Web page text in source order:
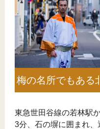
梅の名所でもある
東急世田谷線の若林駅
3分、石の塀に囲まれ